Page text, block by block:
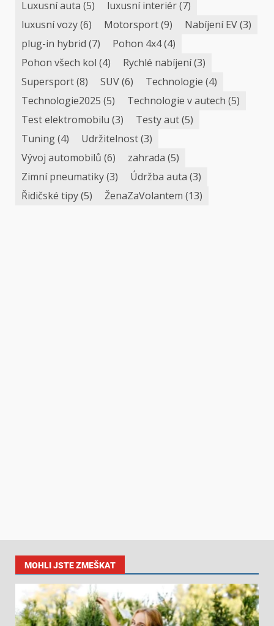
Luxusní auta (5) luxusní interiér(7)
luxusní vozy(6) Motorsport(9) Nabíjení EV(3)
plug-in hybrid (7) Pohon 4x4(4)
Pohon všech kol (4) Rychlé nabíjení(3)
Supersport(8) SUV(6) Technologie (4)
Technologie2025 (5) Technologie v autech (5)
Test elektromobilu (3) Testy aut(5)
Tuning(4) Udržitelnost(3)
Vývoj automobilů (6) zahrada (5)
Zimní pneumatiky(3) Údržba auta (3)
Řidičské tipy(5) ŽenaZaVolantem (13)
MOHLI JSTE ZMEŠKAT